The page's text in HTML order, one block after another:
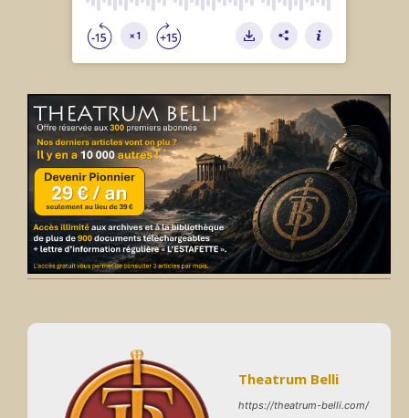
Theatrum Belli
https://theatrum-belli.com/